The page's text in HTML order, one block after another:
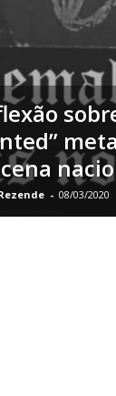
- 08/03/2020